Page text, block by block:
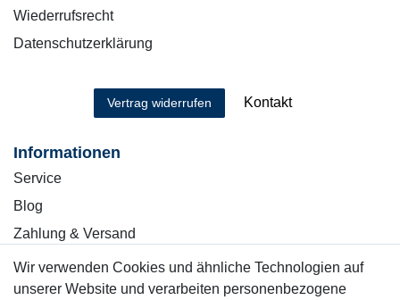
Wiederrufsrecht
Datenschutzerklärung
Vertrag widerrufen Kontakt
Informationen
Service
Blog
Zahlung & Versand
Sicher einkaufen
Wir verwenden Cookies und ähnliche Technologien auf
unserer Website und verarbeiten personenbezogene